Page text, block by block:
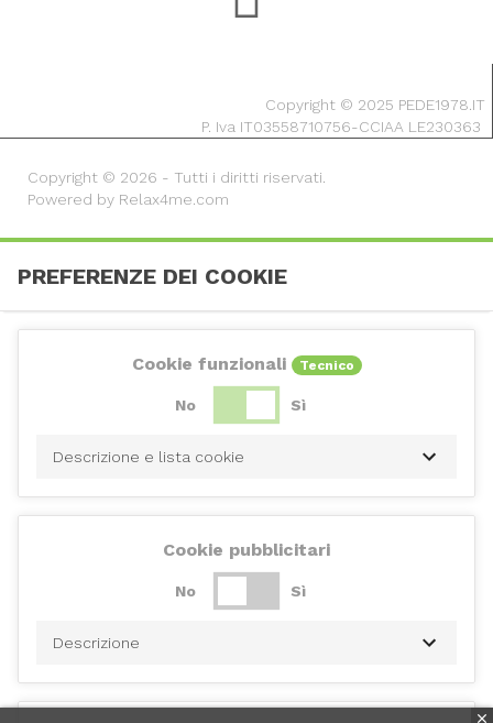
Copyright © 2025 PEDE1978.IT
P. Iva IT03558710756-CCIAA LE230363
Copyright © 2026 - Tutti i diritti riservati.
Powered by Relax4me.com
PREFERENZE DEI COOKIE
Cookie funzionali Tecnico
No Sì
Descrizione e lista cookie
Cookie pubblicitari
No Sì
Descrizione